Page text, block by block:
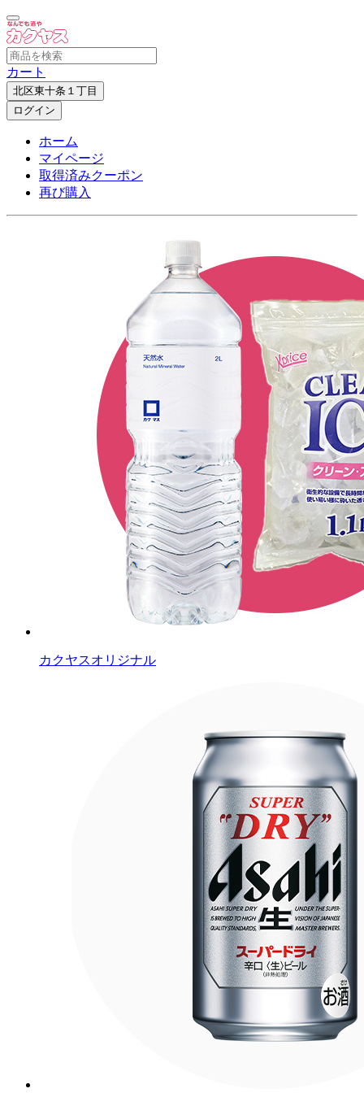
カート
北区東十条１丁目
ログイン
ホーム
マイページ
取得済みクーポン
再び購入
カクヤスオリジナル